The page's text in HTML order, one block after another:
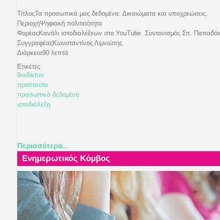
ΤίτλοςΤα προσωπικά μας δεδομένα: Δικαιώματα και υποχρεώσεις.
ΠεριοχήΨηφιακή πολιτειότητα
ΦορέαςΚανάλι ιστοδιαλέξεων στο YouTube. Συντονισμός Σπ.
ΣυγγραφέαςΚωνσταντίνος Λιμνιώτης
Διάρκεια90 λεπτά
Ετικέτες
διαδίκτυο
προστασία
προσωπικά δεδομένα
ιστοδιάλεξη
Περισσότερα...